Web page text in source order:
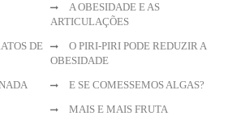
A OBESIDADE E AS
ARTICULAÇÕES
DE
O PIRI-PIRI PODE REDUZIR A
OBESIDADE
E SE COMESSEMOS ALGAS?
MAIS E MAIS FRUTA